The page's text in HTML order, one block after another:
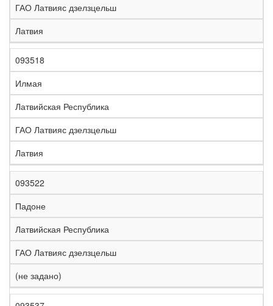
ГАО Латвияс дзелзцельш
Латвия
093518
Илмая
Латвийская Республика
ГАО Латвияс дзелзцельш
Латвия
093522
Падоне
Латвийская Республика
ГАО Латвияс дзелзцельш
(не задано)